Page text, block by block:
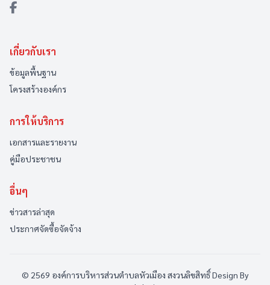
เกี่ยวกับเรา
ข้อมูลพื้นฐาน
โครงสร้างองค์กร
การให้บริการ
เอกสารและรายงาน
คู่มือประชาชน
อื่นๆ
ข่าวสารล่าสุด
ประกาศจัดซื้อจัดจ้าง
© 2569 องค์การบริหารส่วนตำบลหัวเมือง สงวนลิขสิทธิ์Design By